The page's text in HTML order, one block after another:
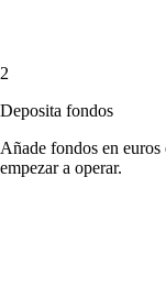
2
Deposita fondos
Añade fondos en euros
empezar a operar.